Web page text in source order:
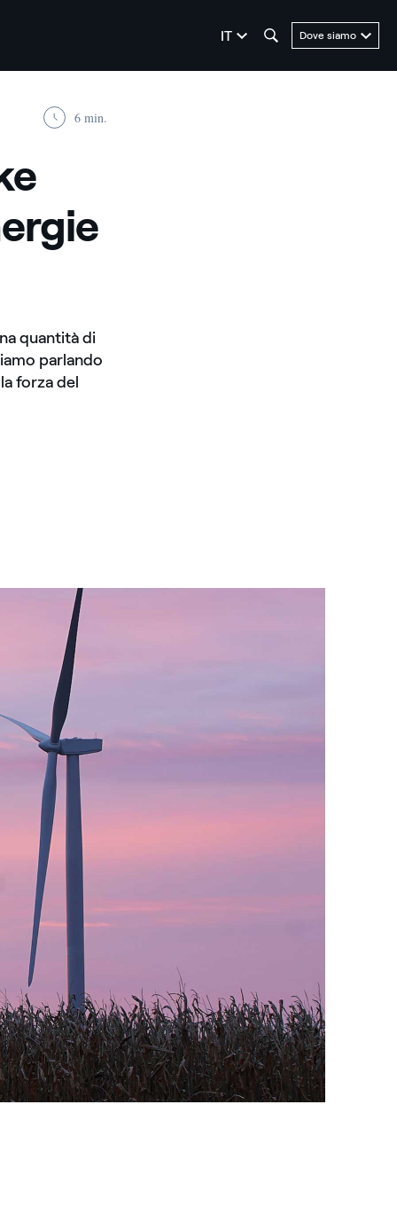
seleziona la lingua
IT Dove siamo
6 min.
quantità di
parlando
forza del